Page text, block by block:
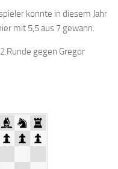
konnte in diesem Jahr
mit 5,5 aus 7 gewann.
gegen Gregor